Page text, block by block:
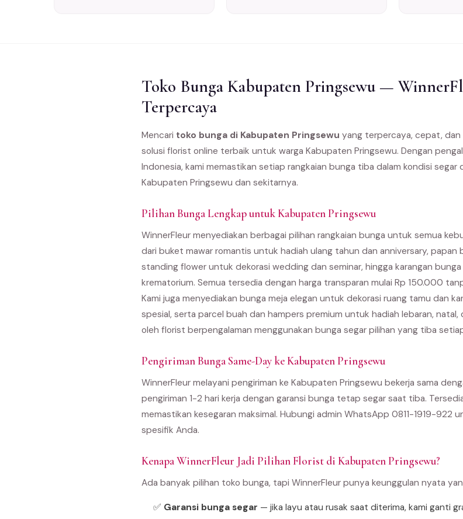
Toko Bunga Kabupaten Pringsewu —
Terpercaya
Mencari toko bunga di Kabupaten Pringsewu yang terpercaya, cepat, dan
solusi florist online terbaik untuk warga Kabupaten Pringsewu. Dengan
Indonesia, kami memastikan setiap rangkaian bunga tiba dalam kondisi
Kabupaten Pringsewu dan sekitarnya.
Pilihan Bunga Lengkap untuk Kabupaten Pringsewu
WinnerFleur menyediakan berbagai pilihan rangkaian bunga untuk semua
dari buket mawar romantis untuk hadiah ulang tahun dan anniversary, papan
standing flower untuk dekorasi wedding dan seminar, hingga karangan
krematorium. Semua tersedia dengan harga transparan mulai Rp 150.000
Kami juga menyediakan bunga meja elegan untuk dekorasi ruang tamu dan
spesial, serta parcel buah dan hampers premium untuk hadiah lebaran,
oleh florist berpengalaman menggunakan bunga segar pilihan yang tiba
Pengiriman Bunga Same-Day ke Kabupaten Pringsewu
WinnerFleur melayani pengiriman ke Kabupaten Pringsewu bekerja sama
pengiriman 1-2 hari kerja dengan garansi bunga tetap segar saat tiba.
memastikan kesegaran maksimal. Hubungi admin WhatsApp 0811-1919-922
spesifik Anda.
Kenapa WinnerFleur Jadi Pilihan Florist di Kabupaten Pringsewu?
Ada banyak pilihan toko bunga, tapi WinnerFleur punya keunggulan nyata
✅ Garansi bunga segar — jika layu atau rusak saat diterima, kami ganti